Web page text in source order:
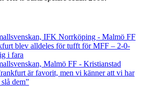
blev alldeles för tufft för MFF – 2-0-
i fara
är favorit, men vi känner att vi har
dem”